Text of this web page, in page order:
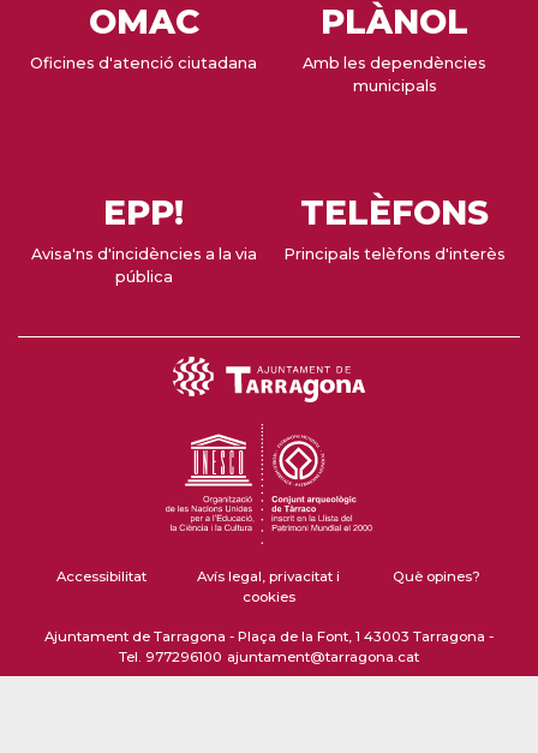
OMAC
Oficines d'atenció ciutadana
PLÀNOL
Amb les dependències
municipals
EPP!
Avisa'ns d'incidències a la via
pública
TELÈFONS
Principals telèfons d'interès
Accessibilitat
Avís legal, privacitat i
cookies
Què opines?
Ajuntament de Tarragona - Plaça de la Font, 1 43003 Tarragona -
Tel. 977296100 ajuntament@tarragona.cat